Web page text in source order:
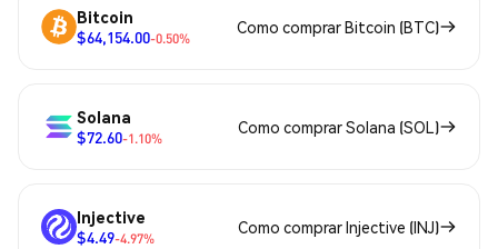
Bitcoin
$64,154.00-0.50%
Como comprar Bitcoin (BTC)
Solana
$72.60-1.10%
Como comprar Solana (SOL)
Injective
$4.49-4.97%
Como comprar Injective (INJ)